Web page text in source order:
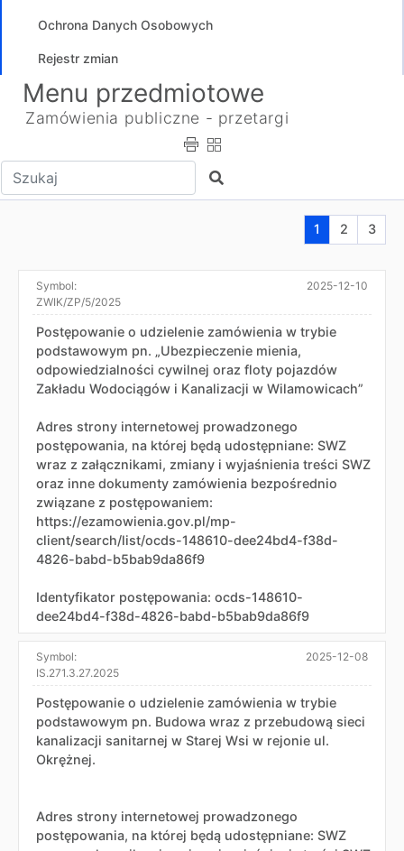
Ochrona Danych Osobowych
Rejestr zmian
Menu przedmiotowe
Zamówienia publiczne - przetargi
Wpisz tekst do wyszukania Szukaj
Aktualna
1 Przejdź
2 3
Symbol:
ZWIK/ZP/5/2025
2025-12-10
Postępowanie o udzielenie zamówienia w trybie
podstawowym pn. „Ubezpieczenie mienia,
odpowiedzialności cywilnej oraz floty pojazdów
Zakładu Wodociągów i Kanalizacji w Wilamowicach”
Adres strony internetowej prowadzonego
postępowania, na której będą udostępniane: SWZ
wraz z załącznikami, zmiany i wyjaśnienia treści SWZ
oraz inne dokumenty zamówienia bezpośrednio
związane z postępowaniem:
https://ezamowienia.gov.pl/mp-
client/search/list/ocds-148610-dee24bd4-f38d-
4826-babd-b5bab9da86f9
Identyfikator postępowania: ocds-148610-
dee24bd4-f38d-4826-babd-b5bab9da86f9
Symbol:
IS.271.3.27.2025
2025-12-08
Postępowanie o udzielenie zamówienia w trybie
podstawowym pn. Budowa wraz z przebudową sieci
kanalizacji sanitarnej w Starej Wsi w rejonie ul.
Okrężnej.
Adres strony internetowej prowadzonego
postępowania, na której będą udostępniane: SWZ